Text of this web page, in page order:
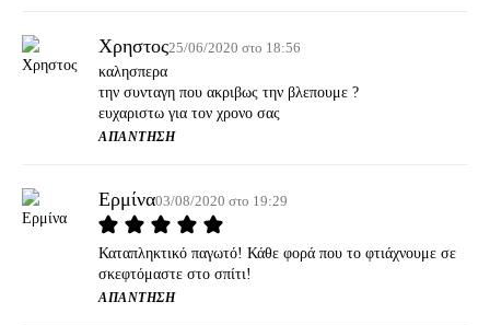
Χρηστος25/06/2020 στο 18:56
καλησπερα
την συνταγη που ακριβως την βλεπουμε ?
ευχαριστω για τον χρονο σας
ΑΠΆΝΤΗΣΗ
Ερμίνα03/08/2020 στο 19:29
Καταπληκτικό παγωτό! Κάθε φορά που το φτιάχνουμε σε
σκεφτόμαστε στο σπίτι!
ΑΠΆΝΤΗΣΗ